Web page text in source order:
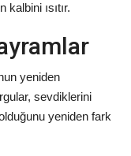
kalbini ısıtır.
yeniden
sevdiklerini
yeniden fark